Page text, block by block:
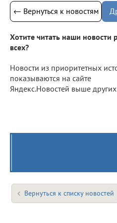
← Вернуться к новостям
Хотите читать наши новости
всех?
Новости из приоритетных
показываются на сайте
Яндекс.Новостей выше других
Вернуться к списку новостей